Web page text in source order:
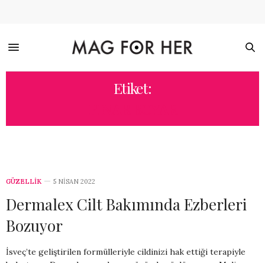
Etiket:
GÜZELLİK 5 NISAN 2022
Dermalex Cilt Bakımında Ezberleri
Bozuyor
İsveç’te geliştirilen formülleriyle cildinizi hak ettiği terapiyle